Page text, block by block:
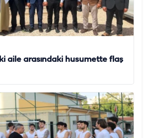
aile arasındaki husumette flaş